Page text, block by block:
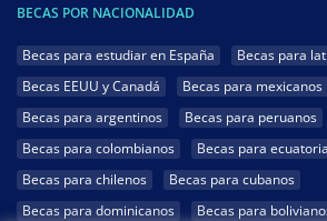
BECAS POR NACIONALIDAD
Becas para estudiar en España
Becas para
Becas EEUU y Canadá
Becas para mexicanos
Becas para argentinos
Becas para peruanos
Becas para colombianos
Becas para
Becas para chilenos
Becas para cubanos
Becas para dominicanos
Becas para